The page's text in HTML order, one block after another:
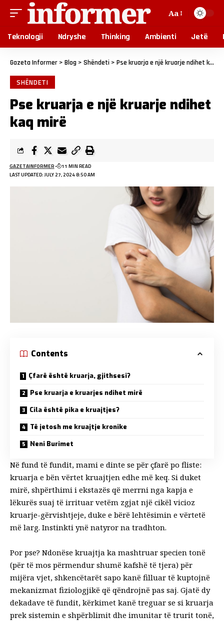
Aa
Teknologji Ndryshe Thinking Ambienti Jetë
Gazeta Informer > Blog > Shëndeti > Pse kruarja e një kruarje ndihet kaq mirë
SHËNDETI
Pse kruarja e një kruarje ndihet
kaq mirë
LAST UPDATED: JULY 27, 2024 8:50 AM
GAZETAINFORMER 11 MIN READ
Contents
Çfarë është kruarja, gjithsesi?
Pse kruarja e kruarjes ndihet mirë
Cila është pika e kruajtjes?
Të jetosh me kruajtje kronike
Neni Burimet
Në fund të fundit, mami e dinte se për çfarë po fliste:
kruarja e bën vërtet kruajtjen edhe më keq. Si duket
mirë, shpërthimi i ekstazës që merrni nga kapja e
lëkurës suaj të irrituar vetëm zgjat një cikël vicioz
kruarje-gërvishtjeje, duke e bërë lehtësimin e vërtetë
më larg. Instinkti ynë natyror na tradhton.
Por pse? Ndonëse kruajtja ka mashtruar specien tonë
(për të mos përmendur shumë kafshë të tjera) për
mijëra vjet, shkencëtarët sapo kanë filluar të kuptojnë
mekanizmat fiziologjikë që qëndrojnë pas saj. Gjatë dy
dekadave të fundit, kërkimet kanë treguar se si kruarja
prek sistemin e shpërblimit dhe imunitar të trurit tonë,